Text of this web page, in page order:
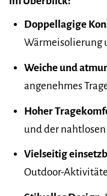
Doppellagige
Wärmeisolierung
Weiche und
angenehmes
Hoher
und der
Vielseitig
Outdoor-